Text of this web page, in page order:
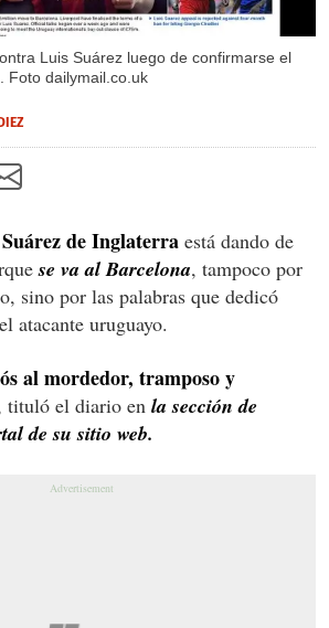
Luis Suárez luego de confirmarse el
Foto dailymail.co.uk
de Inglaterra está dando de
se va al Barcelona, tampoco por
sino por las palabras que dedicó
atacante uruguayo.
al mordedor, tramposo y
tituló el diario en la sección de
de su sitio web.